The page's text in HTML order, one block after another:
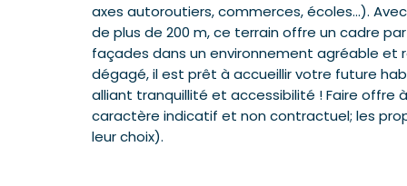
axes autoroutiers, commerces, écoles…).
de plus de 200 m, ce terrain offre un cadre
façades dans un environnement agréable
dégagé, il est prêt à accueillir votre future
alliant tranquillité et accessibilité ! Faire offre
caractère indicatif et non contractuel; les
leur choix).